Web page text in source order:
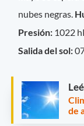
nubes negras.
Presión: 1022
Salida del sol:
de